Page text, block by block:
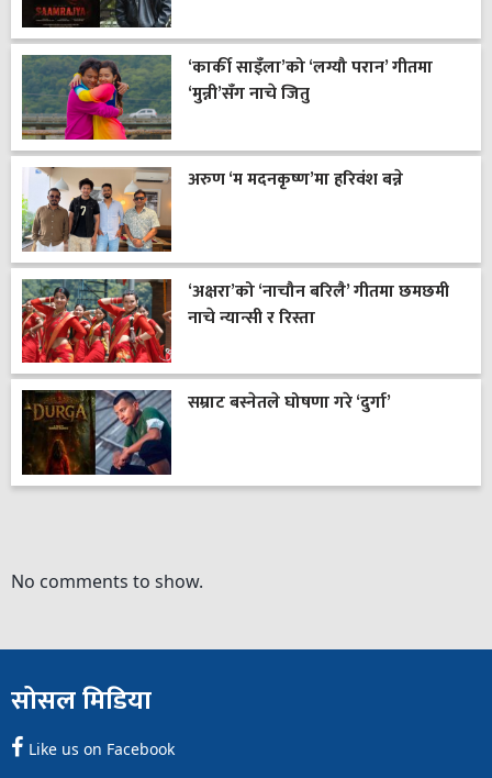
‘कार्की साइँला’को ‘लग्यौ परान’ गीतमा
‘मुन्नी’सँग नाचे जितु
अरुण ‘म मदनकृष्ण’मा हरिवंश बन्ने
‘अक्षरा’को ‘नाचौन बरिलै’ गीतमा छमछमी
नाचे न्यान्सी र रिस्ता
सम्राट बस्नेतले घोषणा गरे ‘दुर्गा’
No comments to show.
सोसल मिडिया
Like us on Facebook